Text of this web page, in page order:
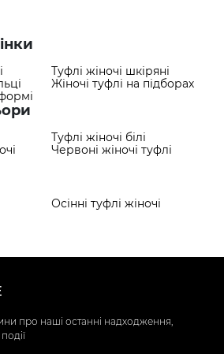
Туфлі жіночі шкіряні
Жіночі туфлі на підборах
Туфлі жіночі білі
Червоні жіночі туфлі
Осінні туфлі жіночі
про наші останні надходження,